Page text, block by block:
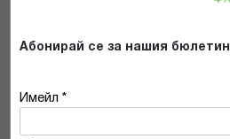
Абонирай се за нашия
Имейл *